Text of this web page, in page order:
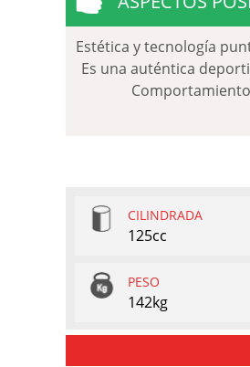
Estética y tecnología
Es una auténtica
CILINDRADA
125cc
PESO
142kg